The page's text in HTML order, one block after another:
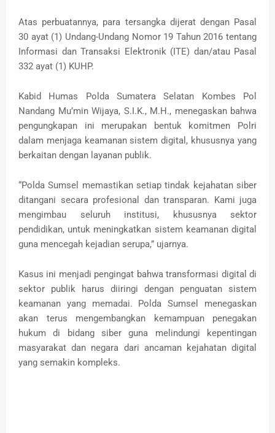
Atas perbuatannya, para tersangka dijerat dengan Pasal
30 ayat (1) Undang-Undang Nomor 19 Tahun 2016 tentang
Informasi dan Transaksi Elektronik (ITE) dan/atau Pasal
332 ayat (1) KUHP.
Kabid Humas Polda Sumatera Selatan Kombes Pol
Nandang Mu’min Wijaya, S.I.K., M.H., menegaskan bahwa
pengungkapan ini merupakan bentuk komitmen Polri
dalam menjaga keamanan sistem digital, khususnya yang
berkaitan dengan layanan publik.
“Polda Sumsel memastikan setiap tindak kejahatan siber
ditangani secara profesional dan transparan. Kami juga
mengimbau seluruh institusi, khususnya sektor
pendidikan, untuk meningkatkan sistem keamanan digital
guna mencegah kejadian serupa,” ujarnya.
Kasus ini menjadi pengingat bahwa transformasi digital di
sektor publik harus diiringi dengan penguatan sistem
keamanan yang memadai. Polda Sumsel menegaskan
akan terus mengembangkan kemampuan penegakan
hukum di bidang siber guna melindungi kepentingan
masyarakat dan negara dari ancaman kejahatan digital
yang semakin kompleks.